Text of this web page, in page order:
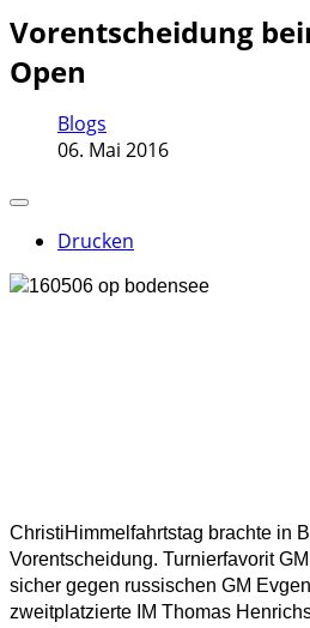
Vorentscheidung
Open
Blogs
06. Mai 2016
Drucken
ChristiHimmelfahrtstag brachte in
Vorentscheidung. Turnierfavorit
sicher gegen russischen GM
zweitplatzierte IM Thomas